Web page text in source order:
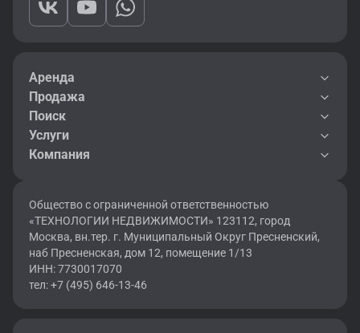
Аренда
Продажа
Поиск
Услуги
Компания
Общество с ограниченной ответственностью
«ТЕХНОЛОГИИ НЕДВИЖИМОСТИ» 123112, город
Москва, вн.тер. г. Муниципальный Округ Пресненский,
наб Пресненская, дом 12, помещение 1/13
ИНН: 7730017070
тел: +7 (495) 646-13-46